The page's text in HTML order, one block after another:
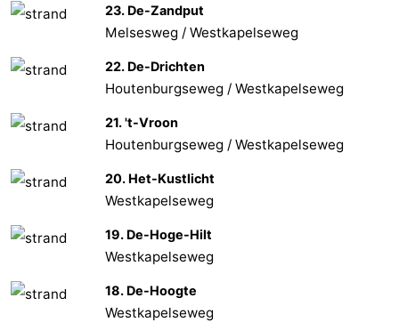
23. De-Zandput
Melsesweg / Westkapelseweg
22. De-Drichten
Houtenburgseweg / Westkapelseweg
21. 't-Vroon
Houtenburgseweg / Westkapelseweg
20. Het-Kustlicht
Westkapelseweg
19. De-Hoge-Hilt
Westkapelseweg
18. De-Hoogte
Westkapelseweg